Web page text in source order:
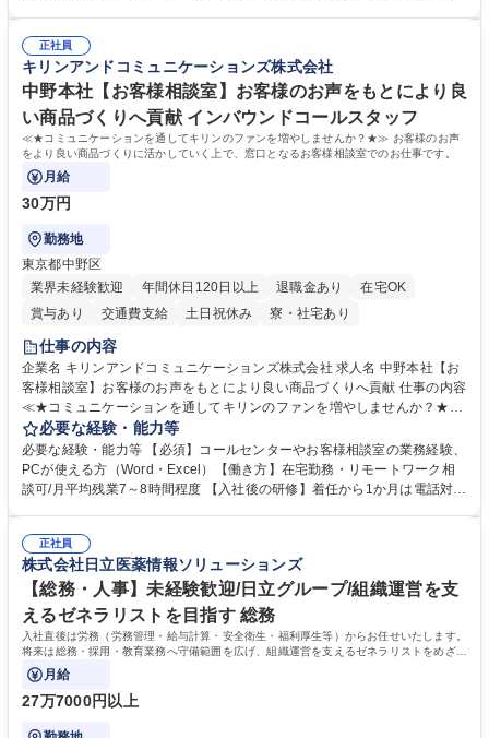
募集職種 【大阪・京都・滋賀】営業事務 ※未経験可
えて、お客様や社員の状況に合わせ、能動的なサポート、改善の動きも期
待され。組織を支えるスペシャリストとして、チームに貢献し、結果的に
社員から頼られる存在になることができます。平均19:30の退勤以降の業
務の持ち帰りも禁止されており、メリハリのある働き方となります。 学
歴・資格 学歴：大学院 大学 高専 短大 語学力： 資格：
正社員
キリンアンドコミュニケーションズ株式会社
中野本社【お客様相談室】お客様のお声をもとにより良
い商品づくりへ貢献 インバウンドコールスタッフ
≪★コミュニケーションを通してキリンのファンを増やしませんか？★≫ お客様のお声
をより良い商品づくりに活かしていく上で、窓口となるお客様相談室でのお仕事です。
月給
30万円
勤務地
東京都中野区
業界未経験歓迎
年間休日120日以上 退職金あり
在宅OK
賞与あり
交通費支給 土日祝休み 寮・社宅あり
仕事の内容
企業名 キリンアンドコミュニケーションズ株式会社 求人名 中野本社【お
客様相談室】お客様のお声をもとにより良い商品づくりへ貢献 仕事の内容
≪★コミュニケーションを通してキリンのファンを増やしませんか？★≫
お客様のお声をより良い商品づくりに活かしていく上で、窓口となるお客
様相談室でのお仕事です。 日々お客様からいただくキリングループへのご
意見を、企業活動に活かしています。お客様からの声に迅速かつ誠意をも
って対応、情報提供するとともにグループ内活動に反映しています。 【具
平均100件前後■メール・手紙：同上40件前後 募集職種 中野本社【お客様
相談室】お客様のお声をもとにより良い商品づくりへ貢献
必要な経験・能力等
必要な経験・能力等 【必須】コールセンターやお客様相談室の業務経験、
PCが使える方（Word・Excel）【働き方】在宅勤務・リモートワーク相
談可/月平均残業7～8時間程度 【入社後の研修】着任から1か月は電話対応
すのでご安心ください。 【当社について】キリングループの広報機能を担
う会社として、お客様との出会いを大切にし、磨き上げたホスピタリティ
を込めてコミュニケーションをとりながら広報関連業務を行っておりま
す。 学歴・資格 学歴：大学院 大学 高専 短大 専修学校 高校 語学力： 資
格：
正社員
株式会社日立医薬情報ソリューションズ
【総務・人事】未経験歓迎/日立グループ/組織運営を支
えるゼネラリストを目指す 総務
入社直後は労務（労務管理・給与計算・安全衛生・福利厚生等）からお任せいたします。
将来は総務・採用・教育業務へ守備範囲を広げ、組織運営を支えるゼネラリストをめざせ
ます。
月給
27万7000円以上